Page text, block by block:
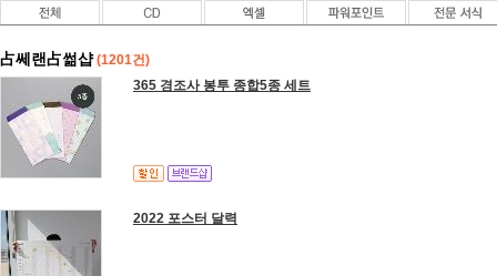
占쎄랜占썲샵 (1201건)
365 경조사 봉투 종합5종 세트
2022 포스터 달력